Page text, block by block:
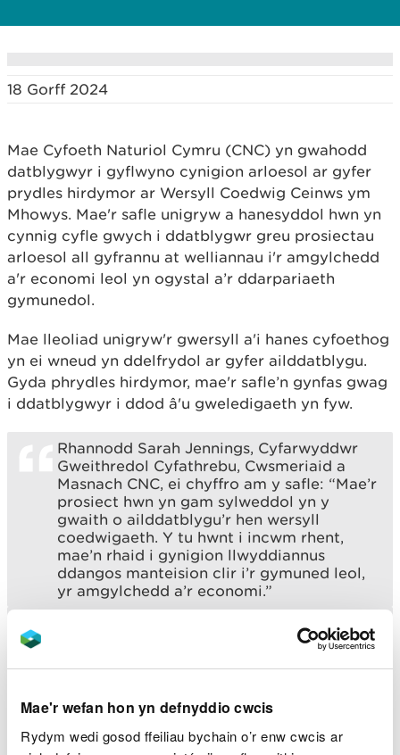
Mae'r wefan hon yn defnyddio cwcis
Rydym wedi gosod ffeiliau bychain o’r enw cwcis ar
18 Gorff 2024
Mae Cyfoeth Naturiol Cymru (CNC) yn gwahodd
datblygwyr i gyflwyno cynigion arloesol ar gyfer
prydles hirdymor ar Wersyll Coedwig Ceinws ym
Mhowys. Mae'r safle unigryw a hanesyddol hwn yn
cynnig cyfle gwych i ddatblygwr greu prosiectau
arloesol all gyfrannu at welliannau i'r amgylchedd
a'r economi leol yn ogystal a’r ddarpariaeth
gymunedol.
Mae lleoliad unigryw'r gwersyll a'i hanes cyfoethog
yn ei wneud yn ddelfrydol ar gyfer ailddatblygu.
Gyda phrydles hirdymor, mae'r safle’n gynfas gwag
i ddatblygwyr i ddod â'u gweledigaeth yn fyw.
Rhannodd Sarah Jennings, Cyfarwyddwr
Gweithredol Cyfathrebu, Cwsmeriaid a
Masnach CNC, ei chyffro am y safle: “Mae’r
prosiect hwn yn gam sylweddol yn y
gwaith o ailddatblygu’r hen wersyll
coedwigaeth. Y tu hwnt i incwm rhent,
mae’n rhaid i gynigion llwyddiannus
ddangos manteision clir i’r gymuned leol,
yr amgylchedd a’r economi.”
ailddatblygu ac mae’n fan delfrydol i
CNC i ddatblygu cynaliadwy o’i safleoedd
a’r amgylchedd tra’n meithrin ffyniant